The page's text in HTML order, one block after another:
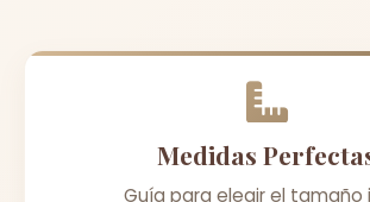
Medidas
Guía para elegir el tamaño